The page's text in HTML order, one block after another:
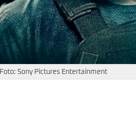
Foto: Sony Pictures Entertainment